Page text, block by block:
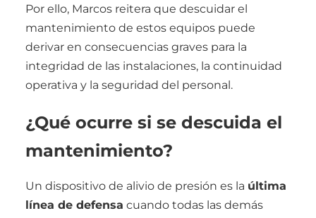
Por ello, Marcos reitera que descuidar el
mantenimiento de estos equipos puede
derivar en consecuencias graves para la
integridad de las instalaciones, la continuidad
operativa y la seguridad del personal.
¿Qué ocurre si se descuida el
mantenimiento?
Un dispositivo de alivio de presión es la última
línea de defensa cuando todas las demás